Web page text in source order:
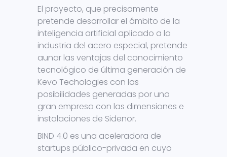
El proyecto, que precisamente
pretende desarrollar el ámbito de la
inteligencia artificial aplicado a la
industria del acero especial, pretende
aunar las ventajas del conocimiento
tecnológico de última generación de
Kevo Techologies con las
posibilidades generadas por una
gran empresa con las dimensiones e
instalaciones de Sidenor.
BIND 4.0 es una aceleradora de
startups público-privada en cuyo